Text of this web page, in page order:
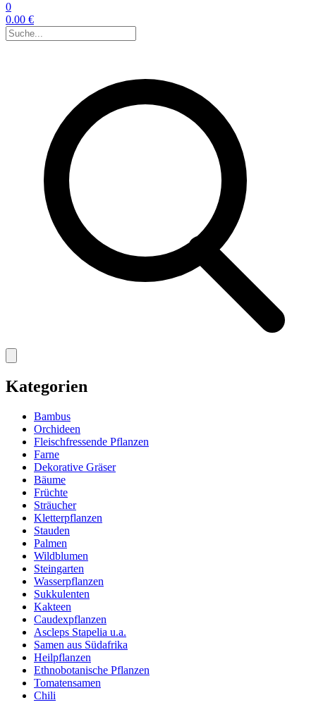
0
0.00 €
Kategorien
Bambus
Orchideen
Fleischfressende Pflanzen
Farne
Dekorative Gräser
Bäume
Früchte
Sträucher
Kletterpflanzen
Stauden
Palmen
Wildblumen
Steingarten
Wasserpflanzen
Sukkulenten
Kakteen
Caudexpflanzen
Ascleps Stapelia u.a.
Samen aus Südafrika
Heilpflanzen
Ethnobotanische Pflanzen
Tomatensamen
Chili